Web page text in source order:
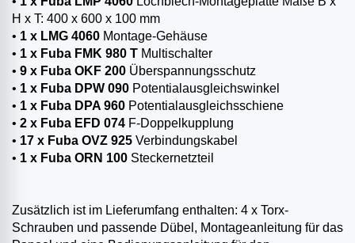
H x T: 400 x 600 x 100 mm
• 1 x LMG 4060 Montage-Gehäuse
• 1 x Fuba FMK 980 T Multischalter
• 9 x Fuba OKF 200 Überspannungsschutz
• 1 x Fuba DPW 090 Potentialausgleichswinkel
• 1 x Fuba DPA 960 Potentialausgleichsschiene
• 2 x Fuba EFD 074 F-Doppelkupplung
• 17 x Fuba OVZ 925 Verbindungskabel
• 1 x Fuba ORN 100 Steckernetzteil
Zusätzlich ist im Lieferumfang enthalten: 4 x Torx-
Schrauben und passende Dübel, Montageanleitung für das